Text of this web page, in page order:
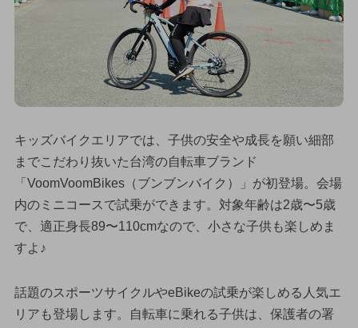
キッズバイクエリアでは、子供の安全や成長を願い細部
までこだわり抜いた台湾の自転車ブランド
「VoomVoomBikes（ブンブンバイク）」が初登場。会場
内のミニコースで試乗ができます。対象年齢は2歳〜5歳
で、適正身長89〜110cmなので、小さな子供も楽しめま
すよ♪
話題のスポーツサイクルやeBikeの試乗が楽しめる人気エ
リアも登場します。自転車に乗れる子供は、保護者の署